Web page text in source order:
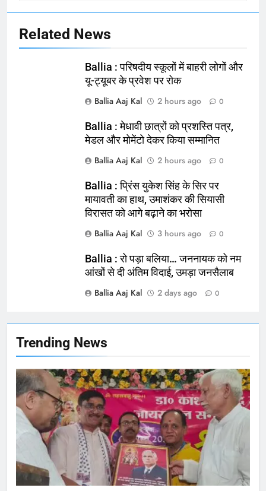
Trending News
चिकित्सक, किया प्रदर्शन
NATIONAL बलिया
Ballia : बलिया बलिदान दिवस के मौके पर
NATIONAL बलिया
फांसी लगाकर दी जान
NATIONAL
167
Ballia : थैंक्यू बलिया पुलिस: पीड़िता को
मिले 1.38 लाख रूपये
NATIONAL बलिया
कोचिंग सेंटर में लगी भीषण आग, जान
बचाने के लिए छात्रों ने लगाई छलांग, कई
Related News
Ballia : परिषदीय स्कूलों में बाहरी लोगों और
यू-ट्यूबर के प्रवेश पर रोक
Ballia Aaj Kal
2 hours ago 0
Ballia : मेधावी छात्रों को प्रशस्ति पत्र,
मेडल और मोमेंटो देकर किया सम्मानित
Ballia Aaj Kal
2 hours ago 0
Ballia : प्रिंस युकेश सिंह के सिर पर
मायावती का हाथ, उमाशंकर की सियासी
विरासत को आगे बढ़ाने का भरोसा
Ballia Aaj Kal
3 hours ago 0
Ballia : रो पड़ा बलिया… जननायक को नम
आंखों से दी अंतिम विदाई, उमड़ा जनसैलाब
Ballia Aaj Kal
2 days ago 0